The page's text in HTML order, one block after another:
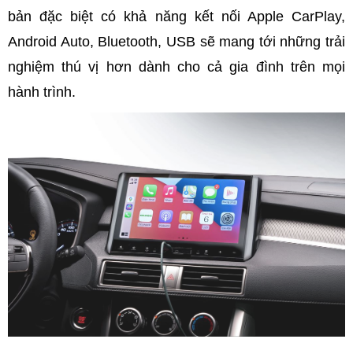
bản đặc biệt có khả năng kết nối Apple CarPlay,
Android Auto, Bluetooth, USB sẽ mang tới những trải
nghiệm thú vị hơn dành cho cả gia đình trên mọi
hành trình.